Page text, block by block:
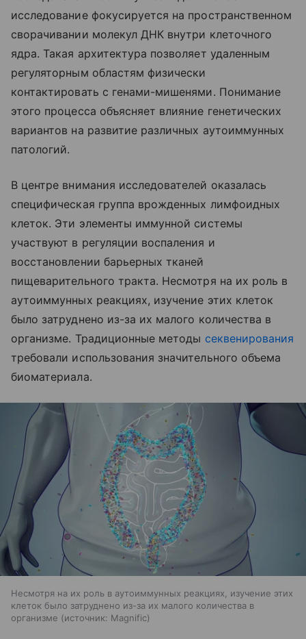
исследование фокусируется на пространственном
сворачивании молекул ДНК внутри клеточного
ядра. Такая архитектура позволяет удаленным
регуляторным областям физически
контактировать с генами-мишенями. Понимание
этого процесса объясняет влияние генетических
вариантов на развитие различных аутоиммунных
патологий.
В центре внимания исследователей оказалась
специфическая группа врожденных лимфоидных
клеток. Эти элементы иммунной системы
участвуют в регуляции воспаления и
восстановлении барьерных тканей
пищеварительного тракта. Несмотря на их роль в
аутоиммунных реакциях, изучение этих клеток
было затруднено из-за их малого количества в
организме. Традиционные методы секвенирования
требовали использования значительного объема
биоматериала.
Несмотря на их роль в аутоиммунных реакциях, изучение этих
клеток было затруднено из-за их малого количества в
организме
источник: Magnific